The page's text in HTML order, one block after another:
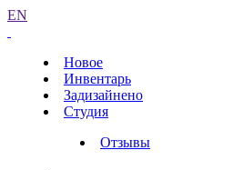
EN
Новое
Инвентарь
Задизайнено
Студия
Отзывы